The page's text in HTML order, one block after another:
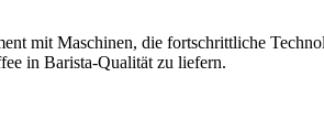
mit Maschinen, die fortschrittliche
in Barista-Qualität zu liefern.